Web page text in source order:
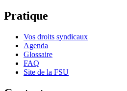
Pratique
Vos droits syndicaux
Agenda
Glossaire
FAQ
Site de la FSU